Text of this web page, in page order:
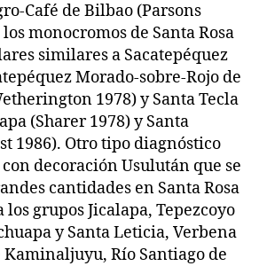
Café de Bilbao (Parsons
monocromos de Santa Rosa
similares a Sacatepéquez
Morado-sobre-Rojo de
1978) y Santa Tecla
(Sharer 1978) y Santa
1986). Otro tipo diagnóstico
con decoración Usulután que se
cantidades en Santa Rosa
grupos Jicalapa, Tepezcoyo
y Santa Leticia, Verbena
Río Santiago de